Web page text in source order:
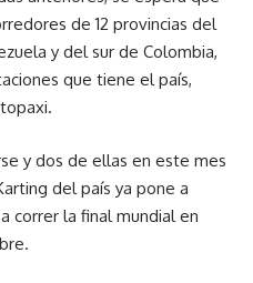
de 12 provincias del
y del sur de Colombia,
que tiene el país,
y dos de ellas en este mes
del país ya pone a
correr la final mundial en